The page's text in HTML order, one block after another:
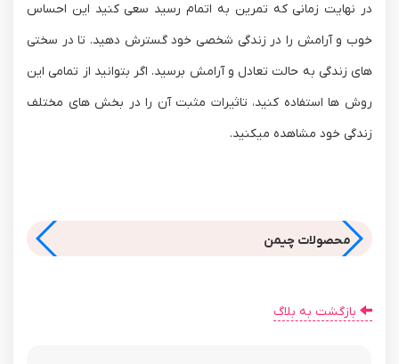
در نهایت زمانی که تمرین به اتمام رسید سعی کنید این احساس
خوب و آرامش را در زندگی شخصی خود گسترش دهید. تا در سختی
های زندگی به حالت تعادل و آرامش برسید. اگر بتوانید از تمامی این
روش ها استفاده کنید، تاثیرات مثبت آن را در بخش های مختلف
زندگی خود مشاهده میکنید.
محصولات چیمن
بازگشت به بلاگ